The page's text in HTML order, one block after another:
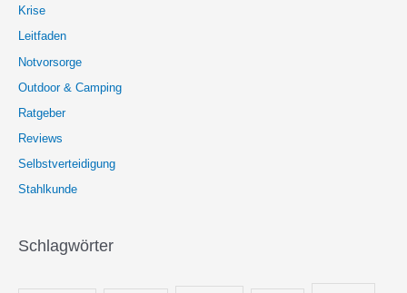
Krise
Leitfaden
Notvorsorge
Outdoor & Camping
Ratgeber
Reviews
Selbstverteidigung
Stahlkunde
Schlagwörter